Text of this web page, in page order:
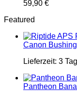
59,90 €
Featured
Canon
Lieferzeit: 3
Pantheon